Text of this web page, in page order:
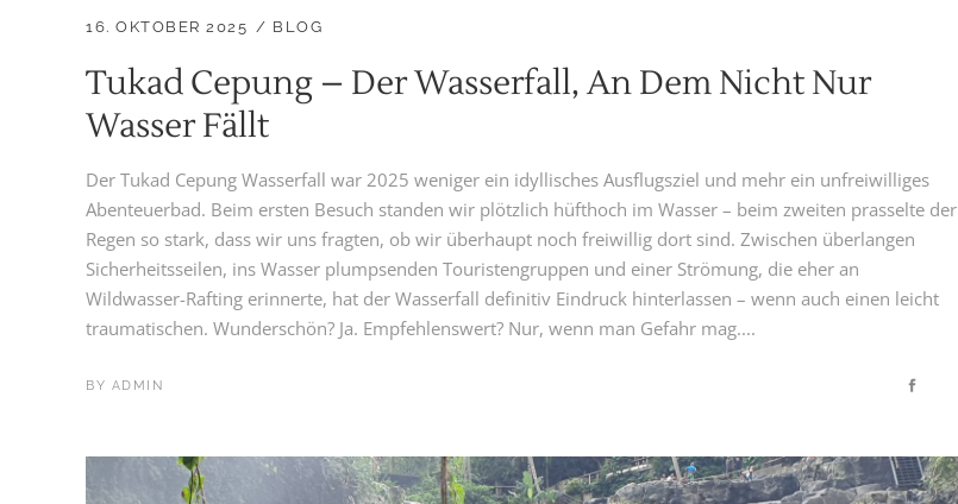
16. OKTOBER 2025 BLOG
Tukad Cepung – Der Wasserfall, An Dem Nicht Nur
Wasser Fällt
Der Tukad Cepung Wasserfall war 2025 weniger ein idyllisches Ausflugsziel und mehr ein unfreiwilliges
Abenteuerbad. Beim ersten Besuch standen wir plötzlich hüfthoch im Wasser – beim zweiten prasselte der
Regen so stark, dass wir uns fragten, ob wir überhaupt noch freiwillig dort sind. Zwischen überlangen
Sicherheitsseilen, ins Wasser plumpsenden Touristengruppen und einer Strömung, die eher an
Wildwasser-Rafting erinnerte, hat der Wasserfall definitiv Eindruck hinterlassen – wenn auch einen leicht
traumatischen. Wunderschön? Ja. Empfehlenswert? Nur, wenn man Gefahr mag....
BY ADMIN